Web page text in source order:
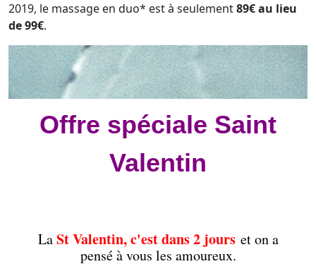
CONTACT
CONNEXION
2019, le massage en duo* est à seulement89€ au lieu
de 99€.
Offre spéciale Saint
Valentin
La St Valentin, c'est dans 2 jourset on a
pensé à vous les amoureux.